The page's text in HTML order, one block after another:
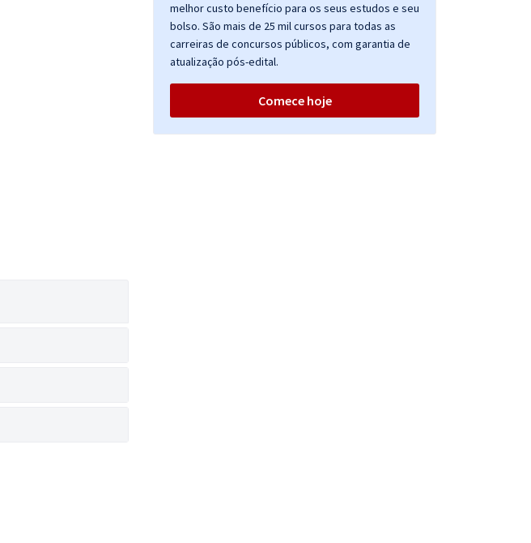
melhor custo benefício para os seus estudos e seu
bolso. São mais de 25 mil cursos para todas as
carreiras de concursos públicos, com garantia de
atualização pós-edital.
Comece hoje